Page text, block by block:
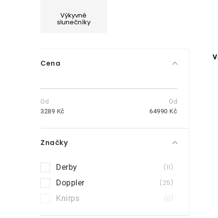
Výkyvné
slunečníky
P
s
t
r
a
n
n
Cena
3289 Kč 64990 Kč
Značky
Derby
11
Doppler
25
Knirps
0